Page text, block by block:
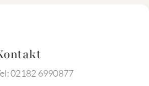
02182 6990877